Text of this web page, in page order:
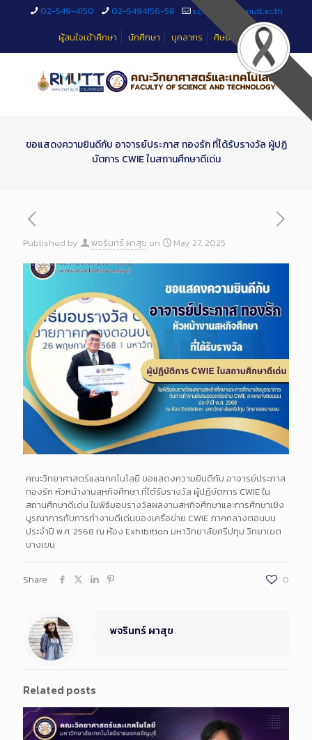
02-549-4150 02-5494156-58
sciteched@rmutt.ac.th
ผู้สนใจเข้าศึกษา
นักศึกษา บุคลากร ศิษย์เก่า
ขอแสดงความยินดีกับ อาจารย์ประภาส ทองรัก ที่ได้รับรางวัล ผู้ปฏิ
บัตการ CWIE ในสถานศึกษาดีเด่น
Published by พจรินทร์ ผาสุข on May 27, 2025
คณะวิทยาศาสตร์และเทคโนโลยี ขอแสดงความยินดีกับ อาจารย์ประภาส
ทองรัก หัวหน้างานสหกิจศึกษา ที่ได้รับรางวัล ผู้ปฏิบัตการ CWIE ใน
สถานศึกษาดีเด่น ในพิธีมอบรางวัลผลงานสหกิจศึกษาและการศึกษาเชิง
บูรณาการกับการทำงานดีเด่นของเครือข่าย CWIE ภาคกลางตอนบน
ประจำปี พ.ศ. 2568 ณ ห้อง Exhibition มหาวิทยาลัยศรีปทุม วิทยาเขต
บางเขน
Share 0
พจรินทร์ ผาสุข
Related posts